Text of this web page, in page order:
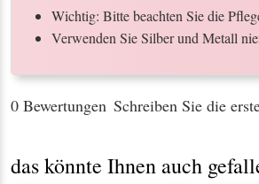
Wichtig: Bitte beachten Sie die
Verwenden Sie Silber und Metall
0 Bewertungen Schreiben Sie die
das könnte Ihnen auch